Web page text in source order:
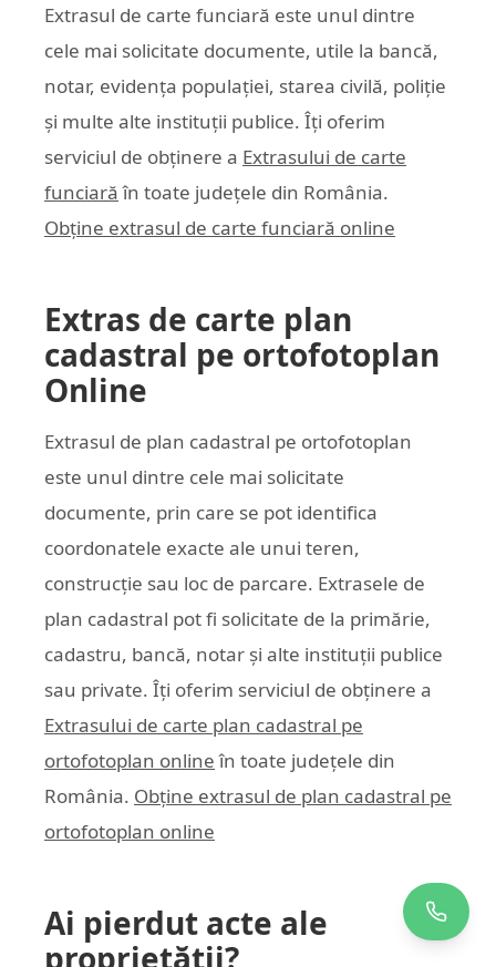
Extrasul de carte funciară este unul dintre
cele mai solicitate documente, utile la bancă,
notar, evidența populației, starea civilă, poliție
și multe alte instituții publice. Îți oferim
serviciul de obținere a Extrasului de carte
funciară în toate județele din România.
Obține extrasul de carte funciară online
Extras de carte plan
cadastral pe ortofotoplan
Online
Extrasul de plan cadastral pe ortofotoplan
este unul dintre cele mai solicitate
documente, prin care se pot identifica
coordonatele exacte ale unui teren,
construcție sau loc de parcare. Extrasele de
plan cadastral pot fi solicitate de la primărie,
cadastru, bancă, notar și alte instituții publice
sau private. Îți oferim serviciul de obținere a
Extrasului de carte plan cadastral pe
ortofotoplan online în toate județele din
România. Obține extrasul de plan cadastral pe
ortofotoplan online
Ai pierdut acte ale
proprietății?